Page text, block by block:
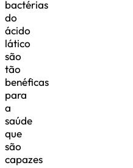
bactérias
do
ácido
lático
são
tão
benéficas
para
a
saúde
que
são
capazes